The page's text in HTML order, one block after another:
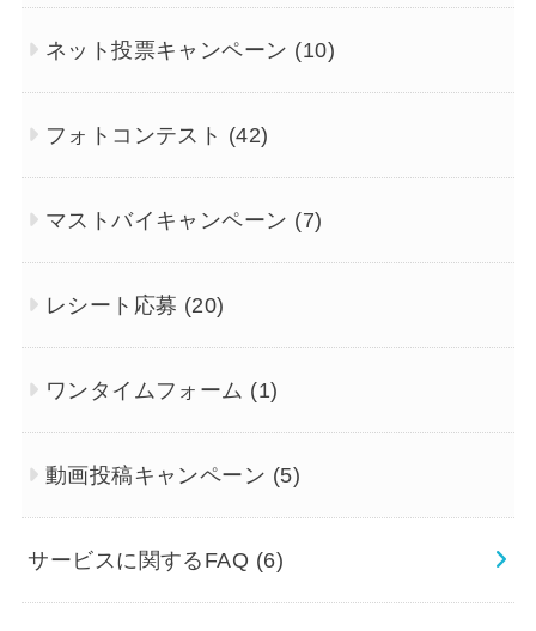
ネット投票キャンペーン (10)
フォトコンテスト (42)
マストバイキャンペーン (7)
レシート応募 (20)
ワンタイムフォーム (1)
動画投稿キャンペーン (5)
サービスに関するFAQ (6)